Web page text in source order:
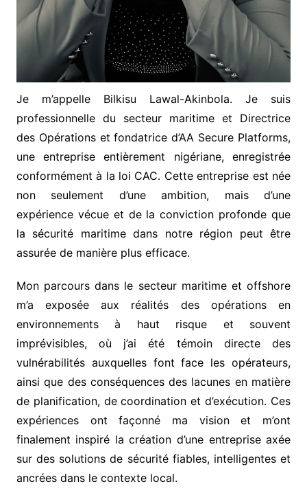
Je m’appelle Bilkisu Lawal-Akinbola. Je suis
professionnelle du secteur maritime et Directrice
des Opérations et fondatrice d’AA Secure Platforms,
une entreprise entièrement nigériane, enregistrée
conformément à la loi CAC. Cette entreprise est née
non seulement d’une ambition, mais d’une
expérience vécue et de la conviction profonde que
la sécurité maritime dans notre région peut être
assurée de manière plus efficace.
Mon parcours dans le secteur maritime et offshore
m’a exposée aux réalités des opérations en
environnements à haut risque et souvent
imprévisibles, où j’ai été témoin directe des
vulnérabilités auxquelles font face les opérateurs,
ainsi que des conséquences des lacunes en matière
de planification, de coordination et d’exécution. Ces
expériences ont façonné ma vision et m’ont
finalement inspiré la création d’une entreprise axée
sur des solutions de sécurité fiables, intelligentes et
ancrées dans le contexte local.